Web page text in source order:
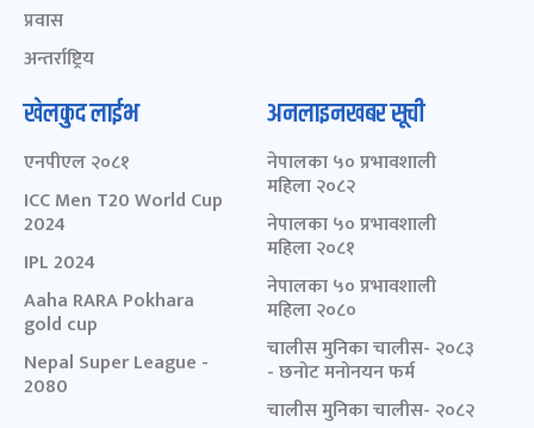
प्रवास
अन्तर्राष्ट्रिय
खेलकुद लाईभ
एनपीएल २०८१
ICC Men T20 World Cup
2024
IPL 2024
Aaha RARA Pokhara
gold cup
Nepal Super League -
2080
अनलाइनखबर सूची
नेपालका ५० प्रभावशाली
महिला २०८२
नेपालका ५० प्रभावशाली
महिला २०८१
नेपालका ५० प्रभावशाली
महिला २०८०
चालीस मुनिका चालीस- २०८३
- छनोट मनोनयन फर्म
चालीस मुनिका चालीस- २०८२